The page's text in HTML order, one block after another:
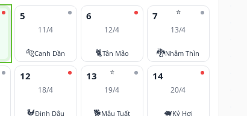
5
11/4
🐅Canh Dần
6
12/4
🐈Tân Mão
⭐
7
13/4
🐉Nhâm Thìn
12
18/4
🐓Đinh Dậu
⭐
13
19/4
🐕Mậu Tuất
14
20/4
🐖Kỷ Hợi